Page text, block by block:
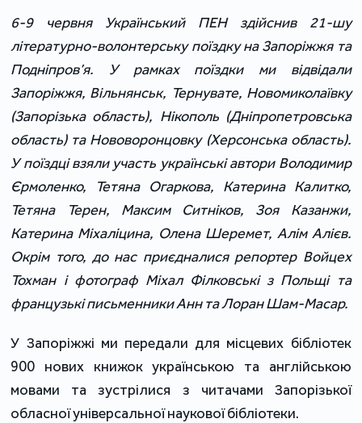
6-9 червня Український ПЕН здійснив 21-шу
літературно-волонтерську поїздку на Запоріжжя та
Подніпров’я. У рамках поїздки ми відвідали
Запоріжжя, Вільнянськ, Тернувате, Новомиколаївку
(Запорізька область), Нікополь (Дніпропетровська
область) та Нововоронцовку (Херсонська область).
У поїздці взяли участь українські автори Володимир
Єрмоленко, Тетяна Огаркова, Катерина Калитко,
Тетяна Терен, Максим Ситніков, Зоя Казанжи,
Катерина Міхаліцина, Олена Шеремет, Алім Алієв.
Окрім того, до нас приєдналися репортер Войцех
Тохман і фотограф Міхал Філковські з Польщі та
французькі письменники Анн та Лоран Шам-Масар.
У Запоріжжі ми передали для місцевих бібліотек
900 нових книжок українською та англійською
мовами та зустрілися з читачами Запорізької
обласної універсальної наукової бібліотеки.